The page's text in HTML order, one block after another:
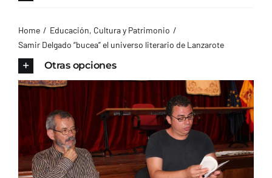
AYUNTAMIENTO
CONTACTO
Home
Educación, Cultura y Patrimonio
Samir Delgado “bucea” el universo literario de Lanzarote
Otras opciones